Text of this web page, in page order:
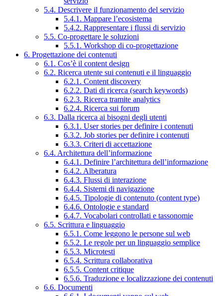
5.4. Descrivere il funzionamento del servizio
5.4.1. Mappare l’ecosistema
5.4.2. Rappresentare i flussi di servizio
5.5. Co-progettare le soluzioni
5.5.1. Workshop di co-progettazione
6. Progettazione dei contenuti
6.1. Cos’è il content design
6.2. Ricerca utente sui contenuti e il linguaggio
6.2.1. Content discovery
6.2.2. Dati di ricerca (search keywords)
6.2.3. Ricerca tramite analytics
6.2.4. Ricerca sui forum
6.3. Dalla ricerca ai bisogni degli utenti
6.3.1. User stories per definire i contenuti
6.3.2. Job stories per definire i contenuti
6.3.3. Criteri di accettazione
6.4. Architettura dell’informazione
6.4.1. Definire l’architettura dell’informazione
6.4.2. Alberatura
6.4.3. Flussi di interazione
6.4.4. Sistemi di navigazione
6.4.5. Tipologie di contenuto (content type)
6.4.6. Ontologie e standard
6.4.7. Vocabolari controllati e tassonomie
6.5. Scrittura e linguaggio
6.5.1. Come leggono le persone sul web
6.5.2. Le regole per un linguaggio semplice
6.5.3. Microtesti
6.5.4. Scrittura collaborativa
6.5.5. Content critique
6.5.6. Traduzione e localizzazione dei contenuti
6.6. Documenti